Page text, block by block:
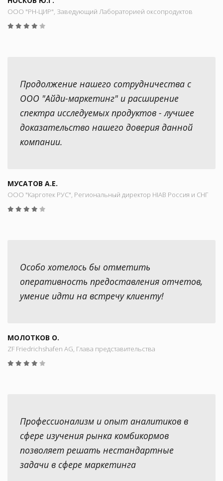
ООО "РН-ЦИР", Заведующий Лабораторией оксопродуктов
Продолжение нашего сотрудничества с
ООО "Айди-маркетинг" и расширение
спектра исследуемых продуктов - лучшее
доказательство нашего доверия данной
компании.
МУСАТОВ А.Е.
ООО "Карготек РУС", Региональный директор HIAB Россия и СНГ
Особо хотелось бы отметить
оперативность предоставления отчетов,
умение идти на встречу клиенту!
МОЛОТКОВ О.
ZF Friedrichshafen AG, Глава представительства
Профессионализм и опыт аналитиков в
сфере изучения рынка комбикормов
позволяет решать нестандартные
задачи в сфере маркетинга